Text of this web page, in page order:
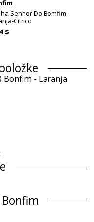
Senhor Do Bomfim -
Citrico
$
Bonfim - Laranja